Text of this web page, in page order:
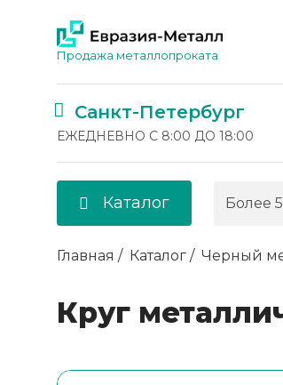
Продажа металлопроката
Санкт-Петербург
ЕЖЕДНЕВНО С 8:00 ДО 18:00
Каталог
Главная Каталог Черный
Круг